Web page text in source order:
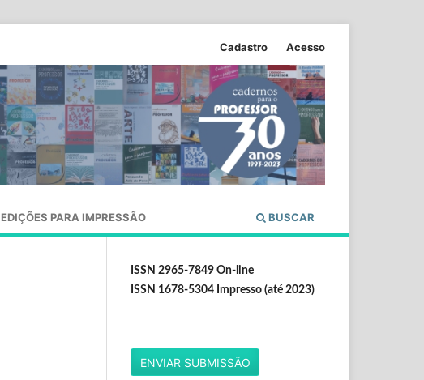
EDIÇÕES PARA IMPRESSÃO BUSCAR
Cadastro Acesso
ISSN 2965-7849 On-line
ISSN 1678-5304 Impresso (até 2023)
ENVIAR SUBMISSÃO